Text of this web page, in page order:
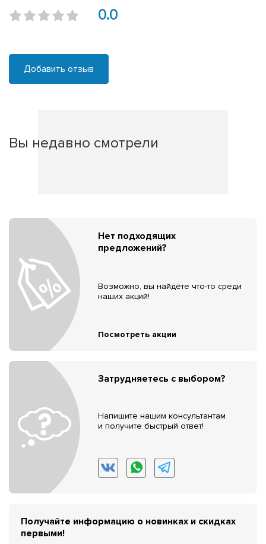
0.0
Добавить отзыв
Вы недавно смотрели
Нет подходящих
предложений?
Возможно, вы найдёте что-то среди
наших акций!
Посмотреть акции
Затрудняетесь с выбором?
Напишите нашим консультантам
и получите быстрый ответ!
Получайте информацию о новинках и скидках
первыми!